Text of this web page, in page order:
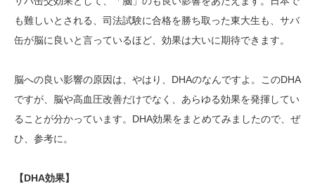
も難しいとされる、司法試験に合格を勝ち取った東大生も、サバ
缶が脳に良いと言っているほど、効果は大いに期待できます。
脳への良い影響の原因は、やはり、DHAのなんですよ。このDHA
ですが、脳や高血圧改善だけでなく、あらゆる効果を発揮してい
ることが分かっています。DHA効果をまとめてみましたので、ぜ
ひ、参考に。
【DHA効果】